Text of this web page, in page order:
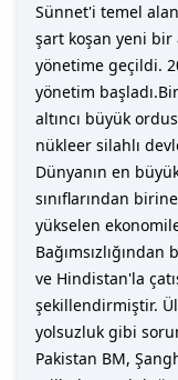
Sünnet'i temel
şart koşan yeni bir
yönetime geçildi.
yönetim
altıncı büyük
nükleer silahlı
Dünyanın en
sınıflarından
yükselen
ve Hindistan'la
şekillendirmiştir.
yolsuzluk gibi
Pakistan BM,